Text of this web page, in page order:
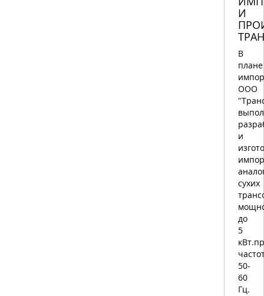
И
В
плане
ООО
и
сухих
до
5
50-
60
Гц.